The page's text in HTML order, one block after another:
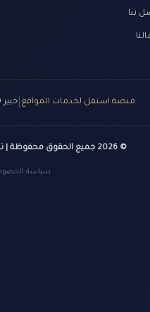
بنا
منصة استقل لخدمات المواقع خبير SEO معتمد
© 2026 جميع الحقوق محفوظة | تصميم وتطوير بواسطة
سياسة